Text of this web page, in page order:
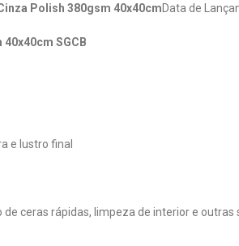
Polish 380gsm 40x40cmData de
SGCB
e lustro final
ceras rápidas, limpeza de interior e outras